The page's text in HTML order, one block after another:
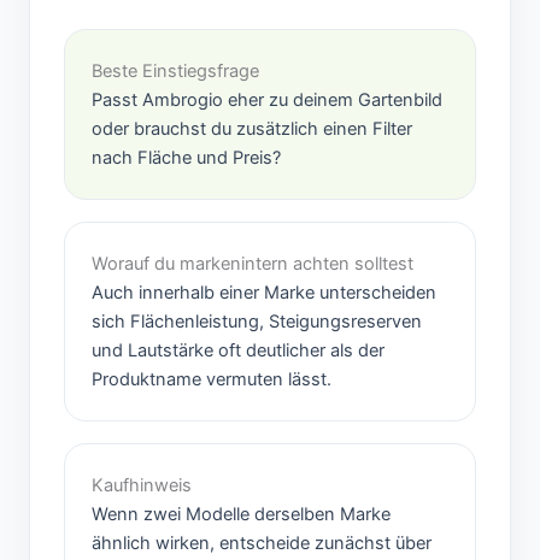
Beste Einstiegsfrage
Passt Ambrogio eher zu deinem Gartenbild
oder brauchst du zusätzlich einen Filter
nach Fläche und Preis?
Worauf du markenintern achten solltest
Auch innerhalb einer Marke unterscheiden
sich Flächenleistung, Steigungsreserven
und Lautstärke oft deutlicher als der
Produktname vermuten lässt.
Kaufhinweis
Wenn zwei Modelle derselben Marke
ähnlich wirken, entscheide zunächst über